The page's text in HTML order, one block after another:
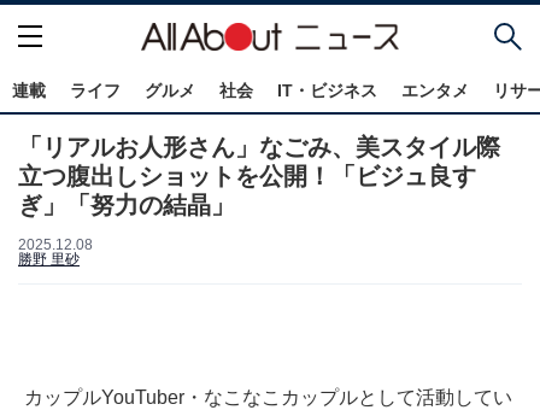
連載 ライフ グルメ 社会 IT・ビジネス エンタメ リサ
「リアルお人形さん」なごみ、美スタイル際
立つ腹出しショットを公開！「ビジュ良す
ぎ」「努力の結晶」
2025.12.08
勝野 里砂
カップルYouTuber・なこなこカップルとして活動してい